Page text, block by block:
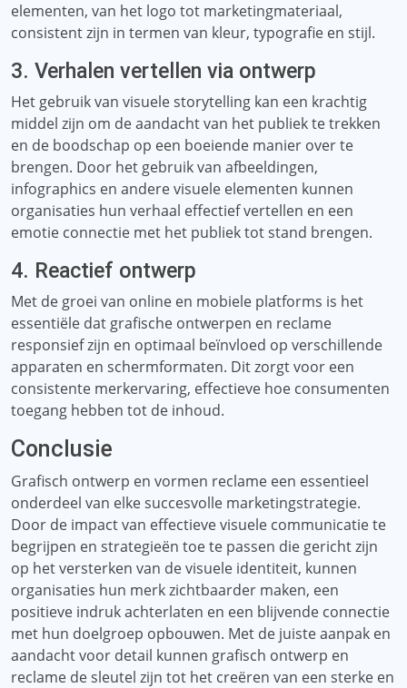
elementen, van het logo tot marketingmateriaal,
consistent zijn in termen van kleur, typografie en stijl.
3. Verhalen vertellen via ontwerp
Het gebruik van visuele storytelling kan een krachtig
middel zijn om de aandacht van het publiek te trekken
en de boodschap op een boeiende manier over te
brengen. Door het gebruik van afbeeldingen,
infographics en andere visuele elementen kunnen
organisaties hun verhaal effectief vertellen en een
emotie connectie met het publiek tot stand brengen.
4. Reactief ontwerp
Met de groei van online en mobiele platforms is het
essentiële dat grafische ontwerpen en reclame
responsief zijn en optimaal beïnvloed op verschillende
apparaten en schermformaten. Dit zorgt voor een
consistente merkervaring, effectieve hoe consumenten
toegang hebben tot de inhoud.
Conclusie
Grafisch ontwerp en vormen reclame een essentieel
onderdeel van elke succesvolle marketingstrategie.
Door de impact van effectieve visuele communicatie te
begrijpen en strategieën toe te passen die gericht zijn
op het versterken van de visuele identiteit, kunnen
organisaties hun merk zichtbaarder maken, een
positieve indruk achterlaten en een blijvende connectie
met hun doelgroep opbouwen. Met de juiste aanpak en
aandacht voor detail kunnen grafisch ontwerp en
reclame de sleutel zijn tot het creëren van een sterke en